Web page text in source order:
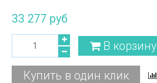
33 277 руб
В корзину
Купить в один клик